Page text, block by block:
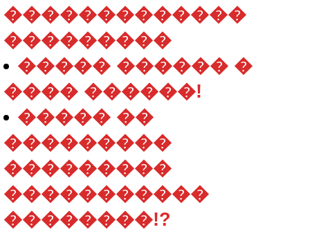
�������������
���������
����� ������ �
���� ������!
����� ��
���������
���������
�����������
��������!?